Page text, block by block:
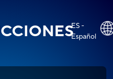
ES -
Español